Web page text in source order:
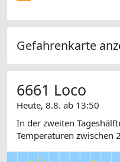
Gefahrenkarte
6661 Loco
Heute, 8.8. ab 13:50
In der zweiten
Temperaturen zwischen